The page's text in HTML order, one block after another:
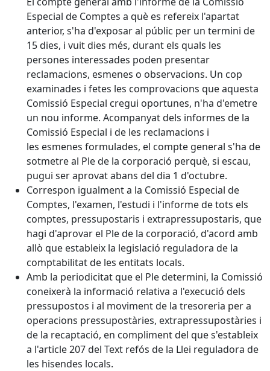
Especial de Comptes a què es refereix l'apartat
anterior, s'ha d'exposar al públic per un termini de
15 dies, i vuit dies més, durant els quals les
persones interessades poden presentar
reclamacions, esmenes o observacions. Un cop
examinades i fetes les comprovacions que aquesta
Comissió Especial cregui oportunes, n'ha d'emetre
un nou informe. Acompanyat dels informes de la
Comissió Especial i de les reclamacions i
les esmenes formulades, el compte general s'ha de
sotmetre al Ple de la corporació perquè, si escau,
pugui ser aprovat abans del dia 1 d'octubre.
Correspon igualment a la Comissió Especial de
Comptes, l'examen, l'estudi i l'informe de tots els
comptes, pressupostaris i extrapressupostaris, que
hagi d'aprovar el Ple de la corporació, d'acord amb
allò que estableix la legislació reguladora de la
comptabilitat de les entitats locals.
Amb la periodicitat que el Ple determini, la Comissió
coneixerà la informació relativa a l'execució dels
pressupostos i al moviment de la tresoreria per a
operacions pressupostàries, extrapressupostàries i
de la recaptació, en compliment del que s'estableix
a l'article 207 del Text refós de la Llei reguladora de
les hisendes locals.